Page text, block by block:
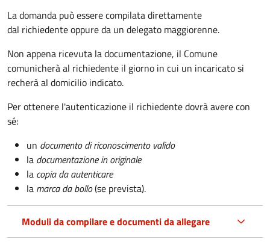
La domanda può essere compilata direttamente
dal richiedente oppure da un delegato maggiorenne.
Non appena ricevuta la documentazione, il Comune
comunicherà al richiedente il giorno in cui un incaricato si
recherà al domicilio indicato.
Per ottenere l'autenticazione il richiedente dovrà avere con
sé:
un documento di riconoscimento valido
la documentazione in originale
la copia da autenticare
la marca da bollo(se prevista).
Moduli da compilare e documenti da allegare